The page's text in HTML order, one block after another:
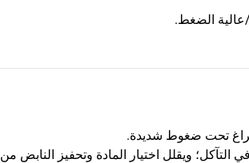
عالية الضغط.
تحت ضغوط شديدة.
التآكل؛ ويقلل اختيار المادة وتحفيز النابض من